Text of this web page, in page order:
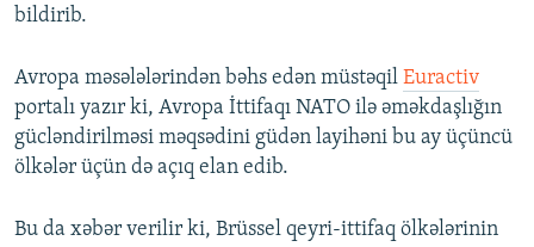
bildirib.
Avropa məsələlərindən bəhs edən müstəqil Euractiv
portalı yazır ki, Avropa İttifaqı NATO ilə əməkdaşlığın
gücləndirilməsi məqsədini güdən layihəni bu ay üçüncü
ölkələr üçün də açıq elan edib.
Bu da xəbər verilir ki, Brüssel qeyri-ittifaq ölkələrinin